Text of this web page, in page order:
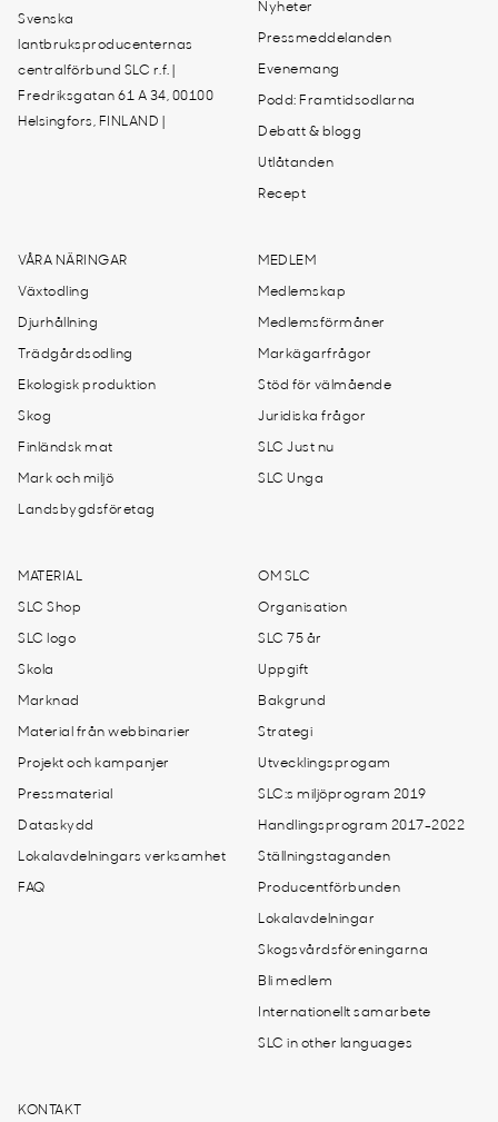
Svenska
lantbruksproducenternas
centralförbund SLC r.f. |
Fredriksgatan 61 A 34, 00100
Helsingfors, FINLAND |
Nyheter
Pressmeddelanden
Evenemang
Podd: Framtidsodlarna
Debatt & blogg
Utlåtanden
Recept
VÅRA NÄRINGAR
Växtodling
Djurhållning
Trädgårdsodling
Ekologisk produktion
Skog
Finländsk mat
Mark och miljö
Landsbygdsföretag
MEDLEM
Medlemskap
Medlemsförmåner
Markägarfrågor
Stöd för välmående
Juridiska frågor
SLC Just nu
SLC Unga
MATERIAL
SLC Shop
SLC logo
Skola
Marknad
Material från webbinarier
Projekt och kampanjer
Pressmaterial
Dataskydd
Lokalavdelningars verksamhet
FAQ
OM SLC
Organisation
SLC 75 år
Uppgift
Bakgrund
Strategi
Utvecklingsprogam
SLC:s miljöprogram 2019
Handlingsprogram 2017-2022
Ställningstaganden
Producentförbunden
Lokalavdelningar
Skogsvårdsföreningarna
Bli medlem
Internationellt samarbete
SLC in other languages
KONTAKT